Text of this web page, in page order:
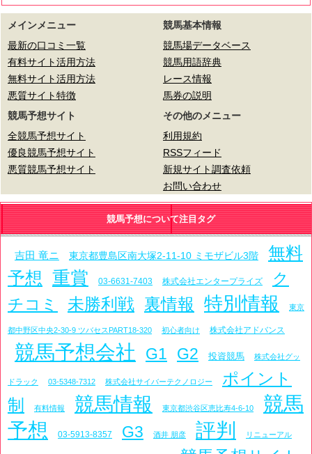
メインメニュー
最新の口コミ一覧
有料サイト活用方法
無料サイト活用方法
悪質サイト特徴
競馬基本情報
競馬場データベース
競馬用語辞典
レース情報
馬券の説明
競馬予想サイト
全競馬予想サイト
優良競馬予想サイト
悪質競馬予想サイト
その他のメニュー
利用規約
RSSフィード
新規サイト調査依頼
お問い合わせ
競馬予想について注目タグ
吉田 竜ニ 東京都豊島区南大塚2-11-10 ミモザビル3階
無料
予想 重賞 03-6631-7403 株式会社エンタープライズ
ク
チコミ
未勝利戦 裏情報 特別情報 東京
都中野区中央2-30-9 ツバセスPART18-320 初心者向け 株式会社アドバンス
競馬予想会社 G1 G2 投資競馬 株式会社グッ
ドラック 03-5348-7312 株式会社サイバーテクノロジー
ポイント
制
有料情報 競馬情報 東京都渋谷区恵比寿4-6-10
競馬
予想
03-5913-8357 G3 酒井 朋彦 評判 リニューアル